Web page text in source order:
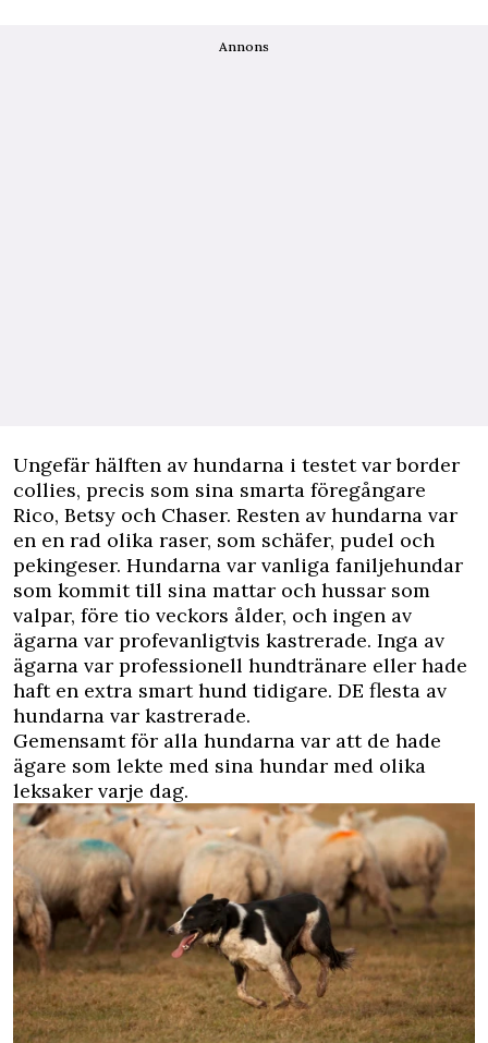
Annons
Ungefär hälften av hundarna i testet var border
collies, precis som sina smarta föregångare
Rico, Betsy och Chaser. Resten av hundarna var
en en rad olika raser, som schäfer, pudel och
pekingeser. Hundarna var vanliga faniljehundar
som kommit till sina mattar och hussar som
valpar, före tio veckors ålder, och ingen av
ägarna var profevanligtvis kastrerade. Inga av
ägarna var professionell hundtränare eller hade
haft en extra smart hund tidigare. DE flesta av
hundarna var kastrerade.
Gemensamt för alla hundarna var att de hade
ägare som lekte med sina hundar med olika
leksaker varje dag.